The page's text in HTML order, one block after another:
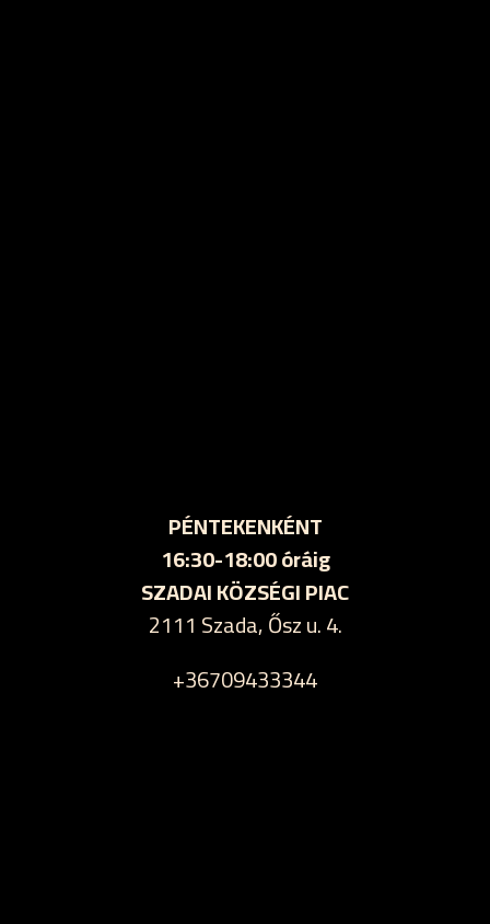
PÉNTEKENKÉNT
16:30-18:00 óráig
SZADAI KÖZSÉGI PIAC
2111 Szada, Ősz u. 4.
+36709433344